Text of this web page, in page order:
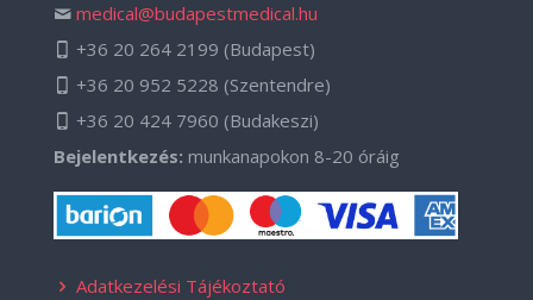
medical@budapestmedical.hu
+36 20 264 2199 (Budapest)
+36 20 952 5228 (Szentendre)
+36 20 424 7960 (Budakeszi)
Bejelentkezés: munkanapokon 8-20 óráig
Adatkezelési Tájékoztató